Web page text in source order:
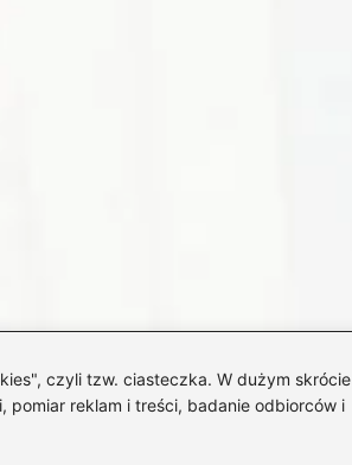
czyli tzw. ciasteczka. W dużym skrócie
pomiar reklam i treści, badanie odbiorców i